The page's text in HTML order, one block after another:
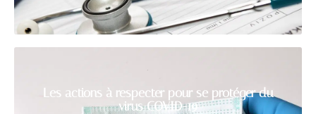
Les actions à respecter pour se protéger du
virus COVID-19